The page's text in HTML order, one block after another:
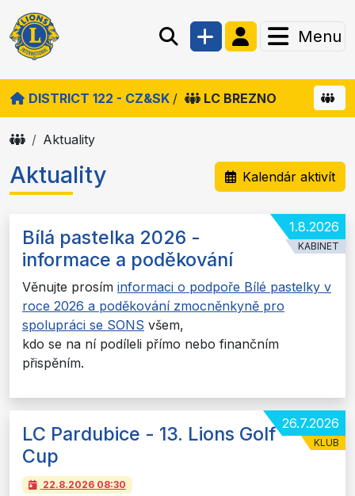
Menu
DISTRICT 122 - CZ&SK / LC BREZNO
Aktuality
Aktuality Kalendár aktivít
1.8.2026
KABINET
Bílá pastelka 2026 -
informace a poděkování
Věnujte prosím informaci o podpoře Bílé pastelky v
roce 2026 a poděkování zmocněnkyně pro
spolupráci se SONS všem,
kdo se na ní podíleli přímo nebo finančním
přispěním.
26.7.2026
KLUB
LC Pardubice - 13. Lions Golf
Cup
22.8.2026 08:30